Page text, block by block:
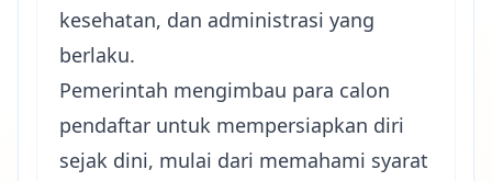
kesehatan, dan administrasi yang
berlaku.
Pemerintah mengimbau para calon
pendaftar untuk mempersiapkan diri
sejak dini, mulai dari memahami syarat